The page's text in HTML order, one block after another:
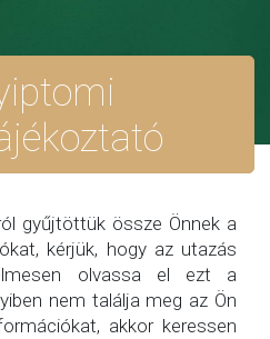
gyűjtöttük össze Önnek a
kérjük, hogy az utazás
olvassa el ezt a
nem találja meg az Ön
akkor keressen